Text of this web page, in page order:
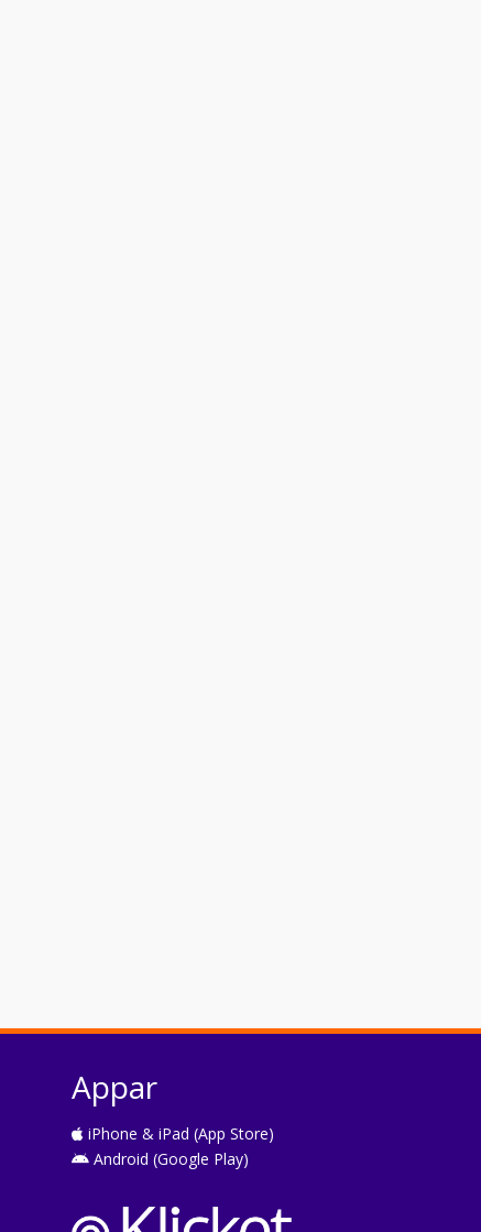
Appar
iPhone & iPad (App Store)
Android (Google Play)